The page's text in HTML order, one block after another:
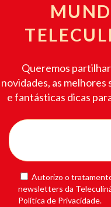
Queremos
novidades, as
e fantásticas dicas
Autorizo o
newsletters da
Política de Privacidade.